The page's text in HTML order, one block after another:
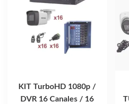
KIT TurboHD 1080p /
DVR 16 Canales / 16